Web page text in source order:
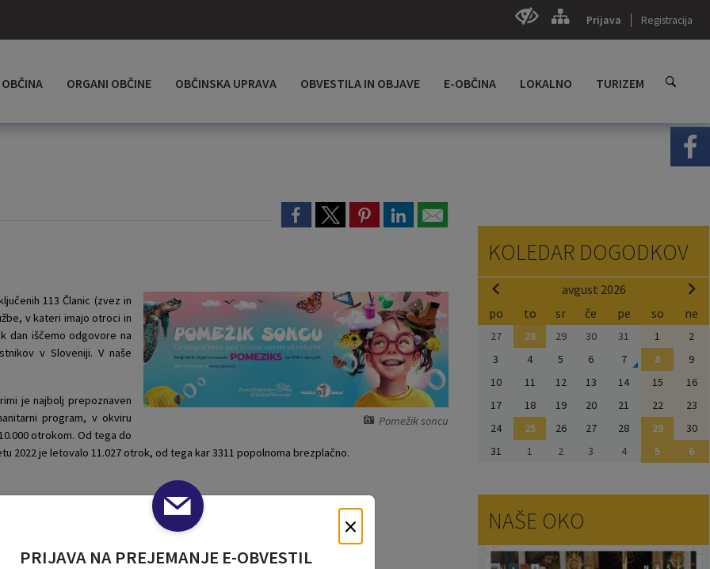
Prijava Registracija
OBČINA ORGANI OBČINE OBČINSKA UPRAVA OBVESTILA IN OBJAVE E-OBČINA LOKALNO TURIZEM
Pomežik soncu
113 Članic (zvez in
v kateri imajo otroci in
dan iščemo odgovore na
v Sloveniji. V naše
je najbolj prepoznaven
program, v okviru
otrokom. Od tega do
2022 je letovalo 11.027 otrok, od tega kar 3311 popolnoma brezplačno.
KOLEDAR DOGODKOV
avgust 2026
po
to sr če pe so ne
27 28 29 30 31 1
2
3
4 5 6 7 8
9
10
11 12 13 14 15
16
17
18 19 20 21 22
23
24
25 26 27 28 29
30
31
1 2 3 4 5 6
NAŠE OKO
×
PRIJAVA NA PREJEMANJE E-OBVESTIL